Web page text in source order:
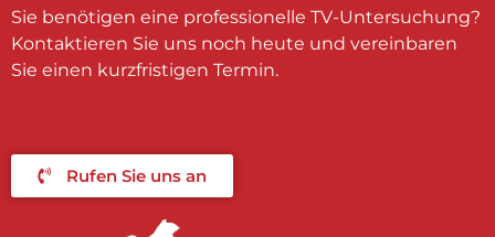
Sie benötigen eine professionelle TV-Untersuchung?
Kontaktieren Sie uns noch heute und vereinbaren
Sie einen kurzfristigen Termin.
Rufen Sie uns an